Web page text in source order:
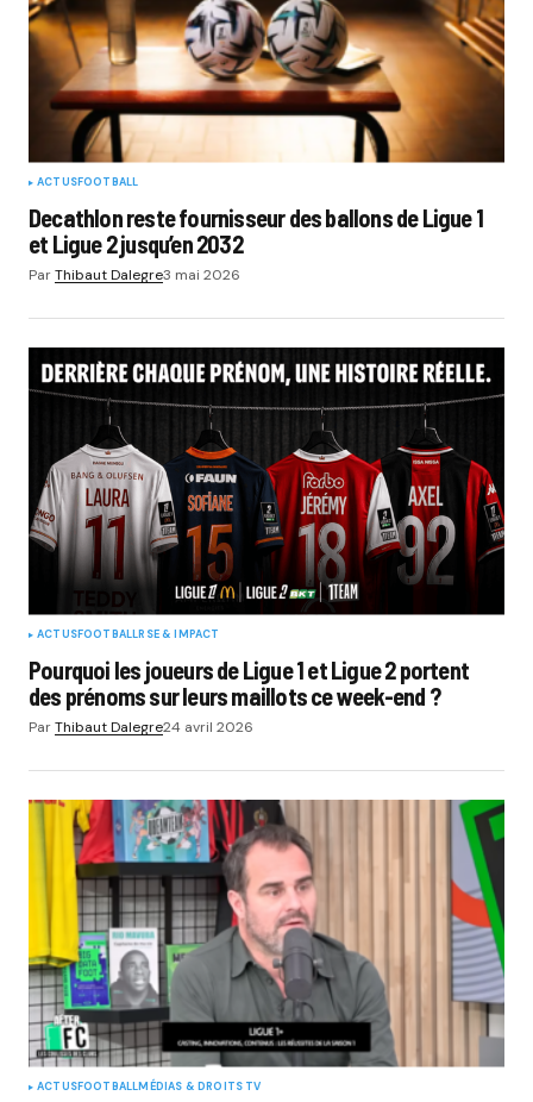
ACTUSFOOTBALL
Decathlon reste fournisseur des ballons de Ligue 1
et Ligue 2 jusqu’en 2032
ParThibaut Dalegre3 mai 2026
ACTUSFOOTBALLRSE & IMPACT
Pourquoi les joueurs de Ligue 1 et Ligue 2 portent
des prénoms sur leurs maillots ce week-end ?
ParThibaut Dalegre24 avril 2026
ACTUSFOOTBALLMÉDIAS & DROITS TV